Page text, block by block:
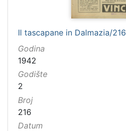
Il tascapane in Dalmazia/216
Godina
1942
Godište
2
Broj
216
Datum